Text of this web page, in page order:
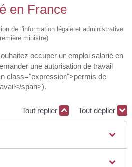
en France
de l'information légale et administrative
ministre)
occuper un emploi salarié en
une autorisation de travail
class="expression">permis de
span>).
Tout replier Tout déplier